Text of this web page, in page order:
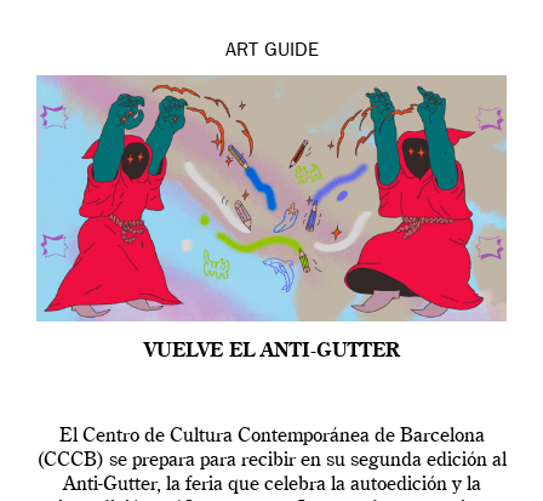
ART GUIDE
VUELVE EL ANTI-GUTTER
El Centro de Cultura Contemporánea de Barcelona
(CCCB) se prepara para recibir en su segunda edición al
Anti-Gutter, la feria que celebra la autoedición y la